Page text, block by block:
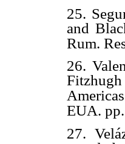
25.
and
Rum.
26.
EUA.
27.